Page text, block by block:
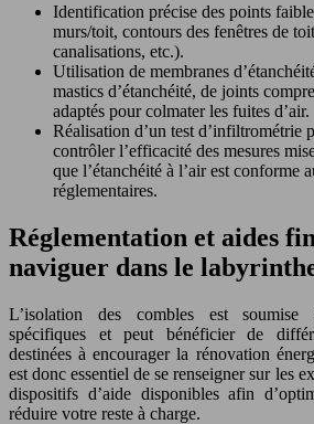
Identification précise des points
murs/toit, contours des fenêtres de
canalisations, etc.).
Utilisation de membranes
mastics d’étanchéité, de joints
adaptés pour colmater les fuites d’air.
Réalisation d’un test d’infiltrométrie
contrôler l’efficacité des mesures
que l’étanchéité à l’air est conforme
réglementaires.
Réglementation et aides
naviguer dans le
L’isolation des combles est soumise
spécifiques et peut bénéficier de
destinées à encourager la rénovation
est donc essentiel de se renseigner sur les
dispositifs d’aide disponibles afin
réduire votre reste à charge.